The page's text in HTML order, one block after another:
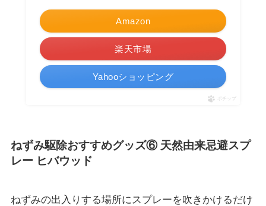
Amazon
楽天市場
Yahooショッピング
ポチップ
ねずみ駆除おすすめグッズ⑥ 天然由来忌避スプ
レー ヒバウッド
ねずみの出入りする場所にスプレーを吹きかけるだけ